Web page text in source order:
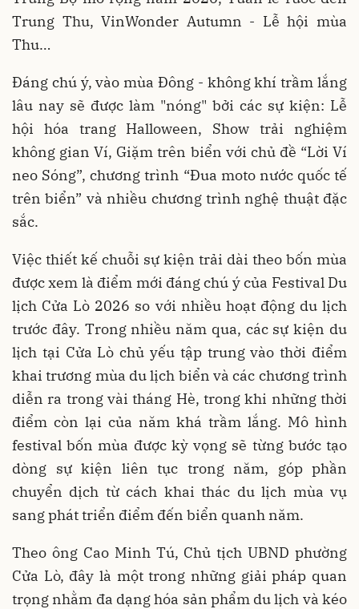
Trung Thu, VinWonder Autumn - Lễ hội mùa
Thu…
Đáng chú ý, vào mùa Đông - không khí trầm lắng
lâu nay sẽ được làm "nóng" bởi các sự kiện: Lễ
hội hóa trang Halloween, Show trải nghiệm
không gian Ví, Giặm trên biển với chủ đề “Lời Ví
neo Sóng”, chương trình “Đua moto nước quốc tế
trên biển” và nhiều chương trình nghệ thuật đặc
sắc.
Việc thiết kế chuỗi sự kiện trải dài theo bốn mùa
được xem là điểm mới đáng chú ý của Festival Du
lịch Cửa Lò 2026 so với nhiều hoạt động du lịch
trước đây. Trong nhiều năm qua, các sự kiện du
lịch tại Cửa Lò chủ yếu tập trung vào thời điểm
khai trương mùa du lịch biển và các chương trình
diễn ra trong vài tháng Hè, trong khi những thời
điểm còn lại của năm khá trầm lắng. Mô hình
festival bốn mùa được kỳ vọng sẽ từng bước tạo
dòng sự kiện liên tục trong năm, góp phần
chuyển dịch từ cách khai thác du lịch mùa vụ
sang phát triển điểm đến biển quanh năm.
Theo ông Cao Minh Tú, Chủ tịch UBND phường
Cửa Lò, đây là một trong những giải pháp quan
trọng nhằm đa dạng hóa sản phẩm du lịch và kéo